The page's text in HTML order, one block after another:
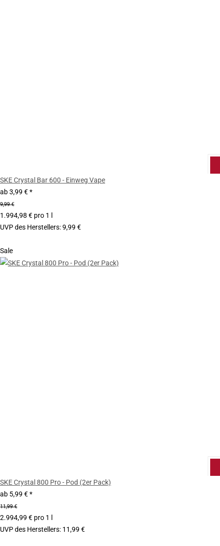
SKE Crystal Bar 600 - Einweg Vape
ab3,99 €*
9,99 €
1.994,98 € pro 1 l
UVP des Herstellers:9,99 €
Sale
SKE Crystal 800 Pro - Pod (2er Pack)
ab 5,99 €*
11,99 €
2.994,99 € pro 1 l
UVP des Herstellers: 11,99 €